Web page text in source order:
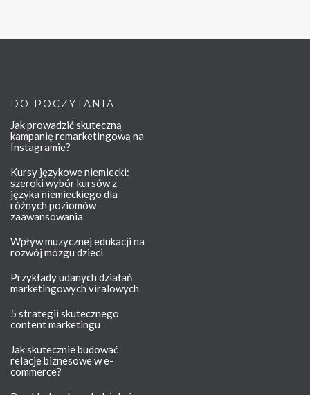
DO POCZYTANIA
Jak prowadzić skuteczną
kampanię remarketingową na
Instagramie?
Kursy językowe niemiecki:
szeroki wybór kursów z
języka niemieckiego dla
różnych poziomów
zaawansowania
Wpływ muzycznej edukacji na
rozwój mózgu dzieci
Przykłady udanych działań
marketingowych viralowych
5 strategii skutecznego
content marketingu
Jak skutecznie budować
relacje biznesowe w e-
commerce?